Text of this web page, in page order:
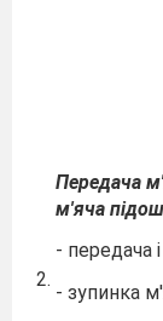
2.
Передача
м'яча
- передача
- зупинка